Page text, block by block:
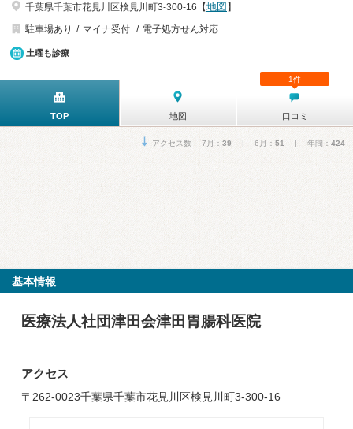
千葉県千葉市花見川区検見川町3-300-16【地図 】
駐車場あり
マイナ受付 電子処方せん対応
土曜も診療
TOP 地図 口コミ
1件
アクセス数 7月： 39 | 6月： 51 | 年間： 424
基本情報
医療法人社団津田会津田胃腸科医院
アクセス
〒262-0023千葉県千葉市花見川区検見川町3-300-16